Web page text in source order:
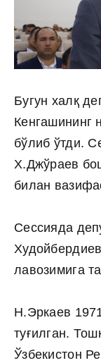
Бугун халқ
Кенгашининг
бўлиб ўтди.
Х.Джўраев
билан
Сессияда
лавозимига
Н.Эркаев
туғилган.
Ўзбекистон